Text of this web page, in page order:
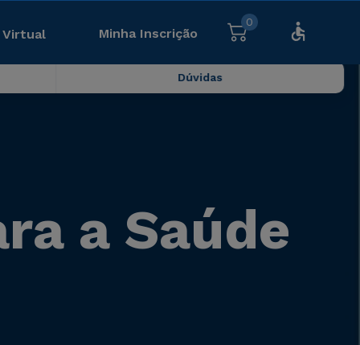
Virtual Minha Inscrição
0
Dúvidas
a Saúde